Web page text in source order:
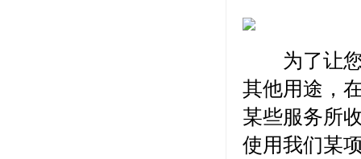
为了让您
其他用途，
某些服务所
使用我们某